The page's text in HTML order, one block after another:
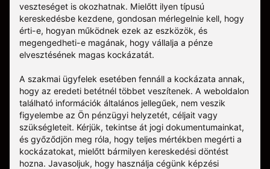
veszteséget is okozhatnak. Mielőtt ilyen típusú
kereskedésbe kezdene, gondosan mérlegelnie kell, hogy
érti-e, hogyan működnek ezek az eszközök, és
megengedheti-e magának, hogy vállalja a pénze
elvesztésének magas kockázatát.
A szakmai ügyfelek esetében fennáll a kockázata annak,
hogy az eredeti betétnél többet veszítenek. A weboldalon
található információk általános jellegűek, nem veszik
figyelembe az Ön pénzügyi helyzetét, céljait vagy
szükségleteit. Kérjük, tekintse át jogi dokumentumainkat,
és győződjön meg róla, hogy teljes mértékben megérti a
kockázatokat, mielőtt bármilyen kereskedési döntést
hozna. Javasoljuk, hogy használja cégünk képzési